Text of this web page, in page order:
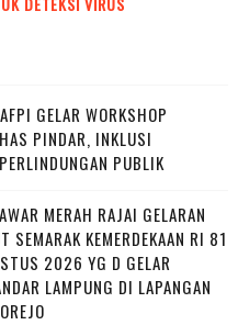
GELAR WORKSHOP
PINDAR, INKLUSI
PUBLIK
MERAH RAJAI GELARAN
SEMARAK KEMERDEKAAN RI 81
2026 YG D GELAR
LAMPUNG DI LAPANGAN